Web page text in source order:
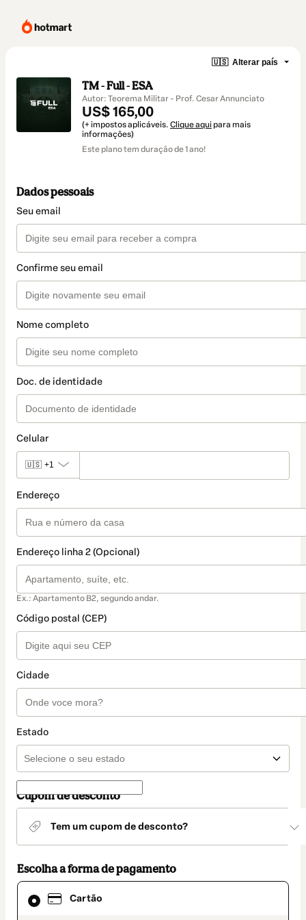
🇺🇸 Alterar país
TM - Full - ESA
Autor: Teorema Militar - Prof. Cesar Annunciato
US$ 165,00
(+ impostos aplicáveis. Clique aqui para mais
informações)
Este plano tem duração de 1 ano!
Dados pessoais
Seu email
Confirme seu email
Nome completo
Doc. de identidade
Celular
🇺🇸 +1
Endereço
Endereço linha 2 (Opcional)
Ex.: Apartamento B2, segundo andar.
Código postal (CEP)
Cidade
Estado
Cupom de desconto
Tem um cupom de desconto?
Escolha a forma de pagamento
Cartão
Cartão
selecionado